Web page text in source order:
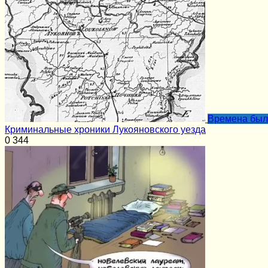
Времена
Криминальные хроники Лукояновского уезда
0 344